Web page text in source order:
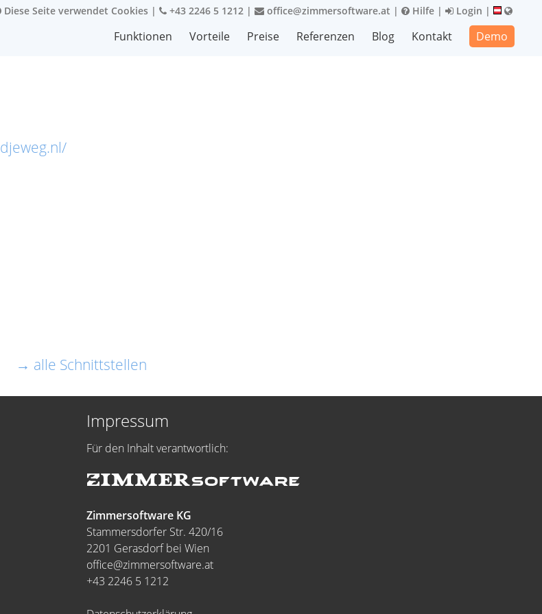
Diese Seite verwendet Cookies | +43 2246 5 1212 | office@zimmersoftware.at | Hilfe | Login |
Funktionen Vorteile Preise Referenzen Blog Kontakt Demo
→ alle Schnittstellen
Impressum
Für den Inhalt verantwortlich:
Zimmersoftware KG
Stammersdorfer Str. 420/16
2201 Gerasdorf bei Wien
office@zimmersoftware.at
+43 2246 5 1212